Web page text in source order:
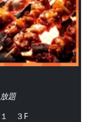
題
１ ３F